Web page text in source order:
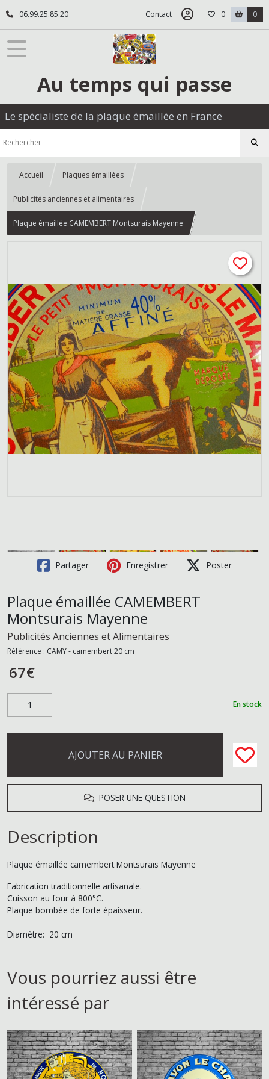
06.99.25.85.20 Contact 0 0
Au temps qui passe
Le spécialiste de la plaque émaillée en France
Accueil Plaques émaillées
Publicités anciennes et alimentaires
Plaque émaillée CAMEMBERT Montsurais Mayenne
Partager Enregistrer Poster
Plaque émaillée CAMEMBERT
Montsurais Mayenne
Publicités Anciennes et Alimentaires
Référence : CAMY - camembert 20 cm
67€
En stock
AJOUTER AU PANIER
POSER UNE QUESTION
Description
Plaque émaillée camembert Montsurais Mayenne
Fabrication traditionnelle artisanale.
Cuisson au four à 800°C.
Plaque bombée de forte épaisseur.
Diamètre: 20 cm
Vous pourriez aussi être
intéressé par